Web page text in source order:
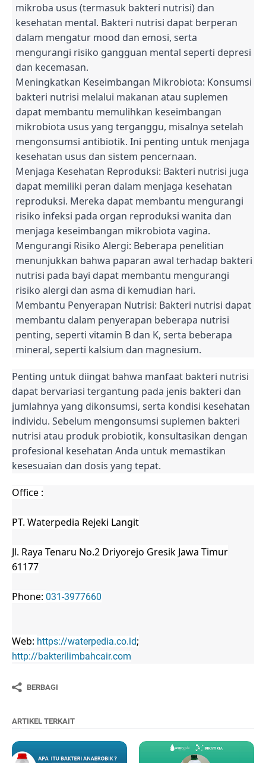
mikroba usus (termasuk bakteri nutrisi) dan
kesehatan mental. Bakteri nutrisi dapat berperan
dalam mengatur mood dan emosi, serta
mengurangi risiko gangguan mental seperti depresi
dan kecemasan.
Meningkatkan Keseimbangan Mikrobiota: Konsumsi
bakteri nutrisi melalui makanan atau suplemen
dapat membantu memulihkan keseimbangan
mikrobiota usus yang terganggu, misalnya setelah
mengonsumsi antibiotik. Ini penting untuk menjaga
kesehatan usus dan sistem pencernaan.
Menjaga Kesehatan Reproduksi: Bakteri nutrisi juga
dapat memiliki peran dalam menjaga kesehatan
reproduksi. Mereka dapat membantu mengurangi
risiko infeksi pada organ reproduksi wanita dan
menjaga keseimbangan mikrobiota vagina.
Mengurangi Risiko Alergi: Beberapa penelitian
menunjukkan bahwa paparan awal terhadap bakteri
nutrisi pada bayi dapat membantu mengurangi
risiko alergi dan asma di kemudian hari.
Membantu Penyerapan Nutrisi: Bakteri nutrisi dapat
membantu dalam penyerapan beberapa nutrisi
penting, seperti vitamin B dan K, serta beberapa
mineral, seperti kalsium dan magnesium.
Penting untuk diingat bahwa manfaat bakteri nutrisi
dapat bervariasi tergantung pada jenis bakteri dan
jumlahnya yang dikonsumsi, serta kondisi kesehatan
individu. Sebelum mengonsumsi suplemen bakteri
nutrisi atau produk probiotik, konsultasikan dengan
profesional kesehatan Anda untuk memastikan
kesesuaian dan dosis yang tepat.
Office :
PT. Waterpedia Rejeki Langit
Jl. Raya Tenaru No.2 Driyorejo Gresik Jawa Timur
61177
Phone: 031-3977660
Web: https://waterpedia.co.id;
http://bakterilimbahcair.com
BERBAGI
ARTIKEL TERKAIT